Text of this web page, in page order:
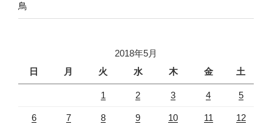
鳥
2018年5月
日
月 火 水 木 金 土
1 2 3 4 5
6 7 8 9 10 11 12